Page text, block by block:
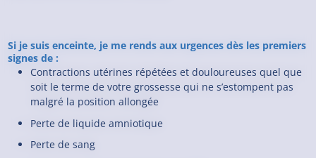
Si je suis enceinte, je me rends aux urgences dès les premiers
signes de :
Contractions utérines répétées et douloureuses quel que
soit le terme de votre grossesse qui ne s’estompent pas
malgré la position allongée
Perte de liquide amniotique
Perte de sang